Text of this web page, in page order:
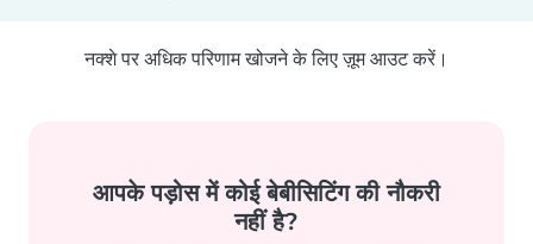
नक्शे पर अधिक परिणाम खोजने के लिए ज़ूम आउट करें।
आपके पड़ोस में कोई बेबीसिटिंग की नौकरी
नहीं है?